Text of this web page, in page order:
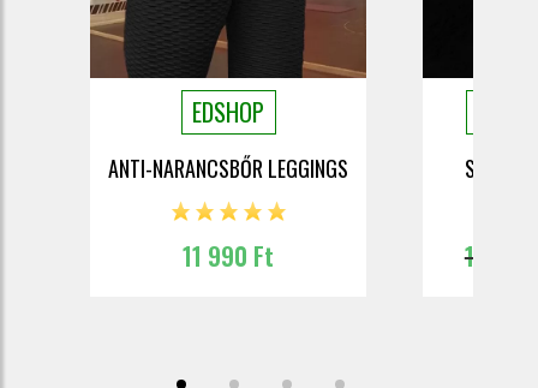
EDSHOP
ANTI-NARANCSBŐR LEGGINGS
11 990 Ft
SOFT
19